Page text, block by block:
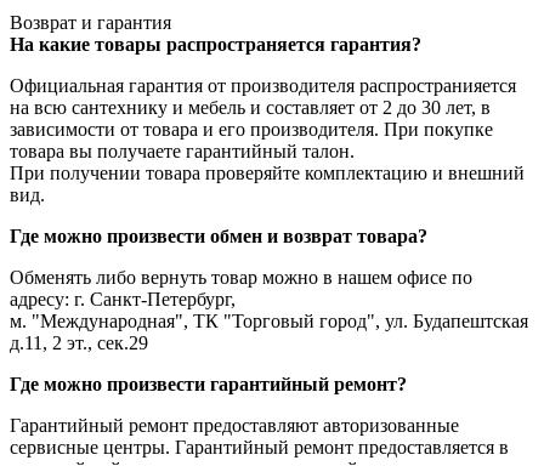
Возврат и гарантия
На какие товары распространяется гарантия?
Официальная гарантия от производителя распространияется
на всю сантехнику и мебель и составляет от 2 до 30 лет, в
зависимости от товара и его производителя. При покупке
товара вы получаете гарантийный талон.
При получении товара проверяйте комплектацию и внешний
вид.
Где можно произвести обмен и возврат товара?
Обменять либо вернуть товар можно в нашем офисе по
адресу: г. Санкт-Петербург,
м. "Международная", ТК "Торговый город", ул. Будапештская
д.11, 2 эт., сек.29
Где можно произвести гарантийный ремонт?
Гарантийный ремонт предоставляют авторизованные
сервисные центры. Гарантийный ремонт предоставляется в